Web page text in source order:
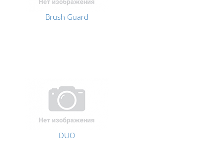
Brush Guard
DUO